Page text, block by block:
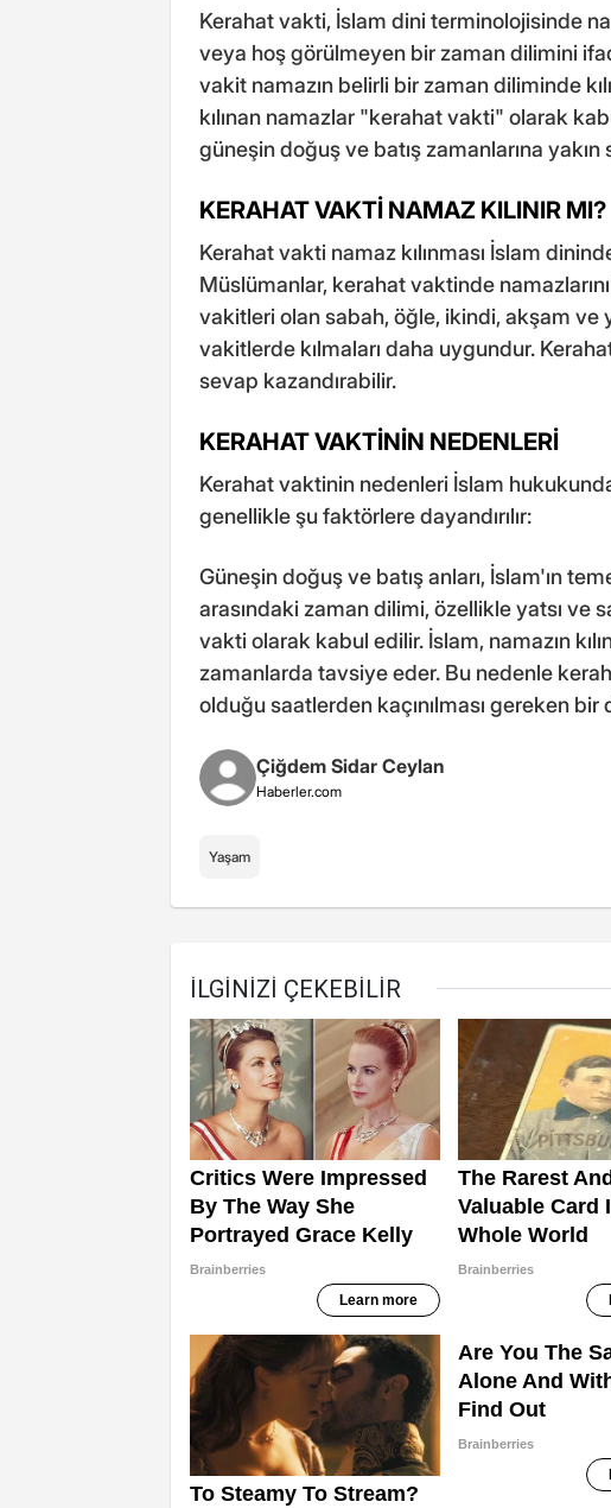
Kerahat vakti, İslam dini terminolojisinde
veya hoş görülmeyen bir zaman dilimini
vakit namazın belirli bir zaman diliminde
kılınan namazlar "kerahat vakti" olarak
güneşin doğuş ve batış zamanlarına yakın
KERAHAT VAKTİ NAMAZ KILINIR MI?
Kerahat vakti namaz kılınması İslam
Müslümanlar, kerahat vaktinde
vakitleri olan sabah, öğle, ikindi, akşam ve
vakitlerde kılmaları daha uygundur.
sevap kazandırabilir.
KERAHAT VAKTİNİN NEDENLERİ
Kerahat vaktinin nedenleri İslam
genellikle şu faktörlere dayandırılır:
Güneşin doğuş ve batış anları, İslam'ın
arasındaki zaman dilimi, özellikle yatsı ve
vakti olarak kabul edilir. İslam, namazın
zamanlarda tavsiye eder. Bu nedenle
olduğu saatlerden kaçınılması gereken
Çiğdem Sidar Ceylan
Haberler.com
Yaşam